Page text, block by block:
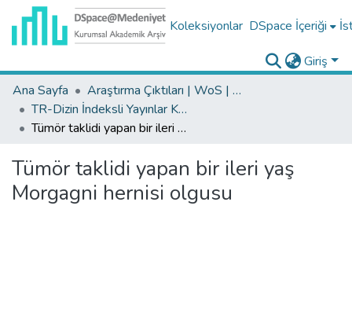
Koleksiyonlar DSpace İçeriği
Giriş
Ana Sayfa
Araştırma Çıktıları | WoS | Scopus | TR-Dizin | PubMed
TR-Dizin İndeksli Yayınlar Koleksiyonu
Tümör taklidi yapan bir ileri yaş Morgagni hernisi olgusu
Tümör taklidi yapan bir ileri yaş
Morgagni hernisi olgusu